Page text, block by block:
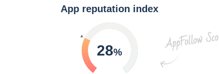
App reputation index
28%